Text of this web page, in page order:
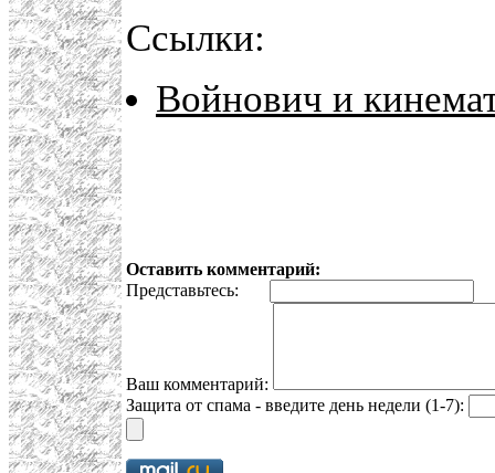
Ссылки:
Войнович и
Оставить комментарий:
Представьтесь:
Ваш комментарий:
Защита от спама - введите день недели (1-7):